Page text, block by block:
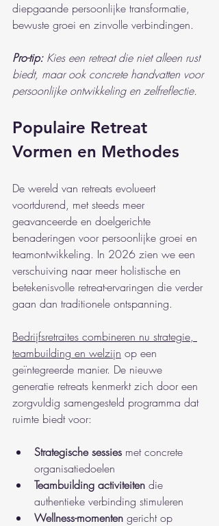
diepgaande persoonlijke transformatie,
bewuste groei en zinvolle verbindingen.
Pro-tip: Kies een retreat die niet alleen rust
biedt, maar ook concrete handvatten voor
persoonlijke ontwikkeling en zelfreflectie.
Populaire Retreat
Vormen en Methodes
De wereld van retreats evolueert
voortdurend, met steeds meer
geavanceerde en doelgerichte
benaderingen voor persoonlijke groei en
teamontwikkeling. In 2026 zien we een
verschuiving naar meer holistische en
betekenisvolle retreat-ervaringen die verder
gaan dan traditionele ontspanning.
Bedrijfsretraites combineren nu strategie,
teambuilding en welzijn op een
geïntegreerde manier. De nieuwe
generatie retreats kenmerkt zich door een
zorgvuldig samengesteld programma dat
ruimte biedt voor:
Strategische sessies met concrete
organisatiedoelen
Teambuilding activiteiten die
authentieke verbinding stimuleren
Wellness-momenten gericht op